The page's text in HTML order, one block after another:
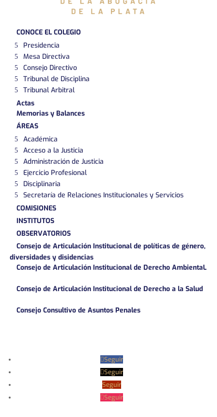
CONOCE EL COLEGIO
Presidencia
Mesa Directiva
Consejo Directivo
Tribunal de Disciplina
Tribunal Arbitral
Actas
Memorias y Balances
ÁREAS
Académica
Acceso a la Justicia
Administración de Justicia
Ejercicio Profesional
Disciplinaria
Secretaría de Relaciones Institucionales y Servicios
COMISIONES
INSTITUTOS
OBSERVATORIOS
Consejo de Articulación Institucional de políticas de género,
diversidades y disidencias
Consejo de Articulación Institucional de Derecho AmbientaL
Consejo de Articulación Institucional de Derecho a la Salud
Consejo Consultivo de Asuntos Penales
Seguir
Seguir
Seguir
Seguir